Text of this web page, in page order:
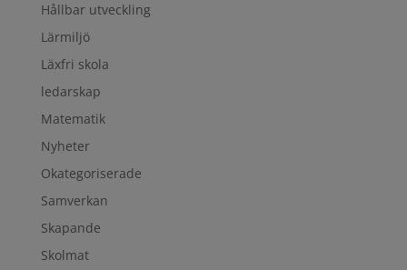
Hållbar utveckling
Lärmiljö
Läxfri skola
ledarskap
Matematik
Nyheter
Okategoriserade
Samverkan
Skapande
Skolmat